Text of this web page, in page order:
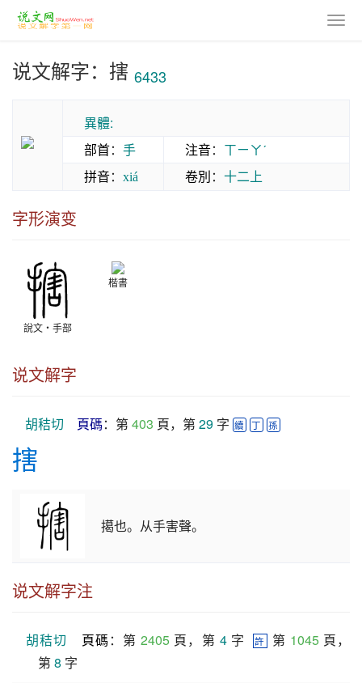
说文解字：搳 6433
異體:
部首： 手 注音： ㄒㄧㄚˊ
拼音： xiá 卷別： 十二上
字形演变
說文‧手部
楷書
说文解字
胡秸切 頁碼：第 403 頁，第 29 字 續 丁 孫
搳
擖也。从手害聲。
说文解字注
胡秸切 頁碼 ：第 2405 頁，第 4 字 許 第 1045 頁，
第 8 字